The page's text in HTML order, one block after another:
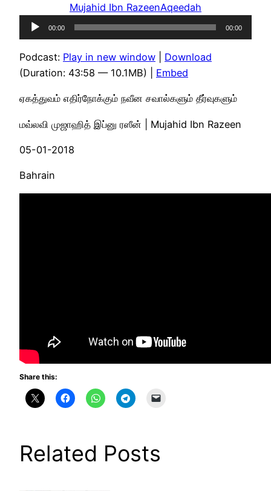
Mujahid Ibn RazeenAqeedah
Audio
Player
00:00 00:00
Podcast: Play in new window
Download
(Duration: 43:58 — 10.1MB) | Embed
ஏகத்துவம் எதிர்நோக்கும் நவீன சவால்களும் தீர்வுகளும்
மவ்லவி முஜாஹித் இப்னு ரஸீன் | Mujahid Ibn Razeen
05-01-2018
Bahrain
Share this:
Related Posts